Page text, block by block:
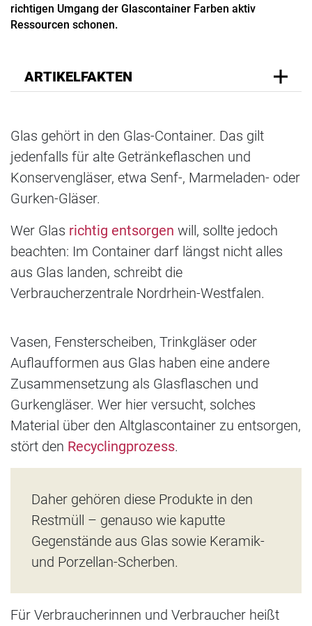
richtigen Umgang der Glascontainer Farben aktiv
Ressourcen schonen.
ARTIKELFAKTEN
Glas gehört in den Glas-Container. Das gilt
jedenfalls für alte Getränkeflaschen und
Konservengläser, etwa Senf-, Marmeladen- oder
Gurken-Gläser.
Wer Glas richtig entsorgen will, sollte jedoch
beachten: Im Container darf längst nicht alles
aus Glas landen, schreibt die
Verbraucherzentrale Nordrhein-Westfalen.
Vasen, Fensterscheiben, Trinkgläser oder
Auflaufformen aus Glas haben eine andere
Zusammensetzung als Glasflaschen und
Gurkengläser. Wer hier versucht, solches
Material über den Altglascontainer zu entsorgen,
stört den Recyclingprozess.
Daher gehören diese Produkte in den
Restmüll – genauso wie kaputte
Gegenstände aus Glas sowie Keramik-
und Porzellan-Scherben.
Für Verbraucherinnen und Verbraucher heißt